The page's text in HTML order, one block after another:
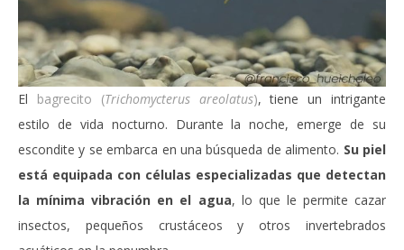
El bagrecito (Trichomycterus areolatus), tiene un intrigante
estilo de vida nocturno. Durante la noche, emerge de su
escondite y se embarca en una búsqueda de alimento. Su piel
está equipada con células especializadas que detectan
la mínima vibración en el agua, lo que le permite cazar
insectos, pequeños crustáceos y otros invertebrados